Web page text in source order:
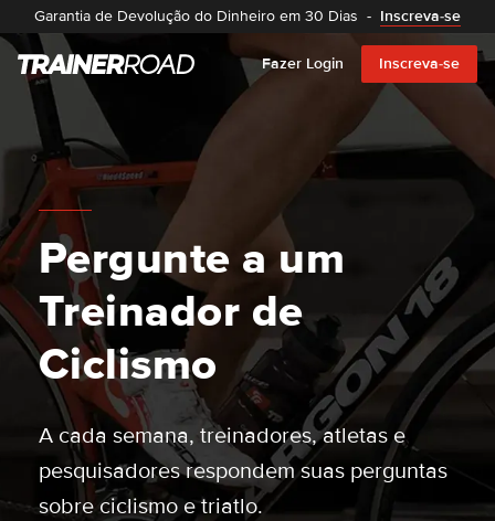
Garantia de Devolução do Dinheiro em 30 Dias - Inscreva-se
Fazer Login Inscreva-se
Pergunte a um
Treinador de
Ciclismo
A cada semana, treinadores, atletas e
pesquisadores respondem suas perguntas
sobre ciclismo e triatlo.